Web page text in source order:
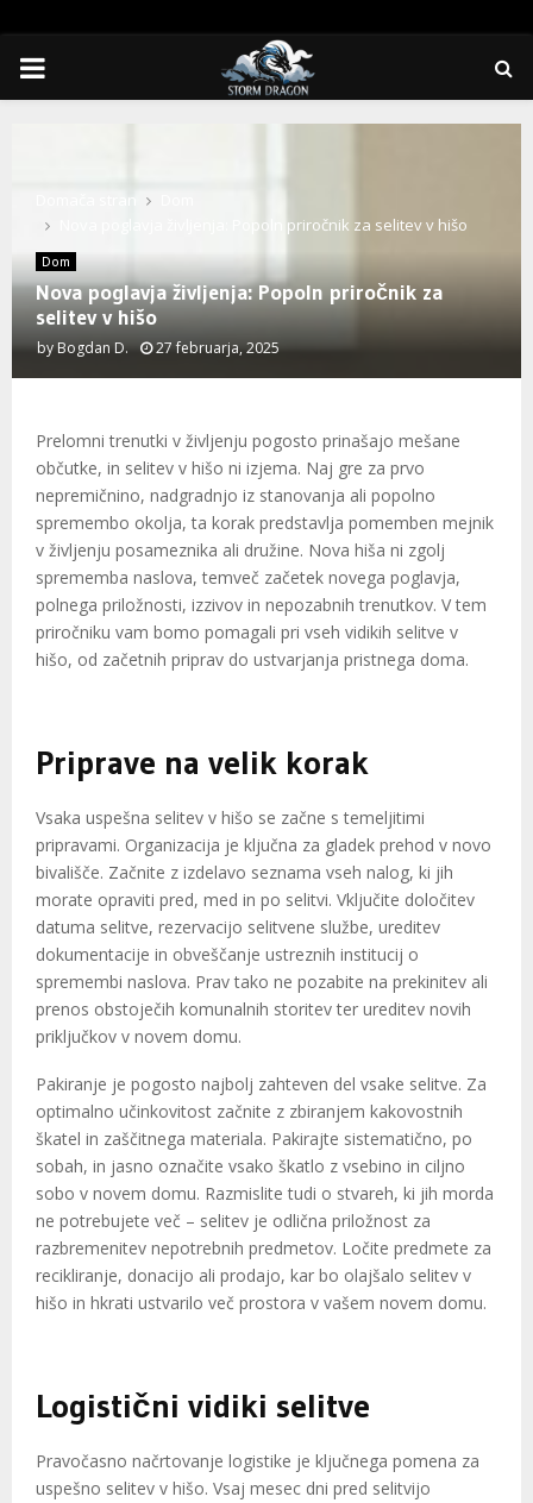
PRIMARY
Domača stran
Nova poglavja življenja: Popoln priročnik za selitev v hišo
Dom
Nova poglavja življenja: Popoln priročnik za
selitev v hišo
byBogdan D. 27 februarja, 2025
Prelomni trenutki v življenju pogosto prinašajo mešane
občutke, in selitev v hišo ni izjema. Naj gre za prvo
nepremičnino, nadgradnjo iz stanovanja ali popolno
spremembo okolja, ta korak predstavlja pomemben mejnik
v življenju posameznika ali družine. Nova hiša ni zgolj
sprememba naslova, temveč začetek novega poglavja,
polnega priložnosti, izzivov in nepozabnih trenutkov. V tem
priročniku vam bomo pomagali pri vseh vidikih selitve v
hišo, od začetnih priprav do ustvarjanja pristnega doma.
Priprave na velik korak
Vsaka uspešna selitev v hišo se začne s temeljitimi
pripravami. Organizacija je ključna za gladek prehod v novo
bivališče. Začnite z izdelavo seznama vseh nalog, ki jih
morate opraviti pred, med in po selitvi. Vključite določitev
datuma selitve, rezervacijo selitvene službe, ureditev
dokumentacije in obveščanje ustreznih institucij o
spremembi naslova. Prav tako ne pozabite na prekinitev ali
prenos obstoječih komunalnih storitev ter ureditev novih
priključkov v novem domu.
Pakiranje je pogosto najbolj zahteven del vsake selitve. Za
optimalno učinkovitost začnite z zbiranjem kakovostnih
škatel in zaščitnega materiala. Pakirajte sistematično, po
sobah, in jasno označite vsako škatlo z vsebino in ciljno
sobo v novem domu. Razmislite tudi o stvareh, ki jih morda
ne potrebujete več – selitev je odlična priložnost za
razbremenitev nepotrebnih predmetov. Ločite predmete za
recikliranje, donacijo ali prodajo, kar bo olajšalo selitev v
hišo in hkrati ustvarilo več prostora v vašem novem domu.
Logistični vidiki selitve
Pravočasno načrtovanje logistike je ključnega pomena za
uspešno selitev v hišo. Vsaj mesec dni pred selitvijo